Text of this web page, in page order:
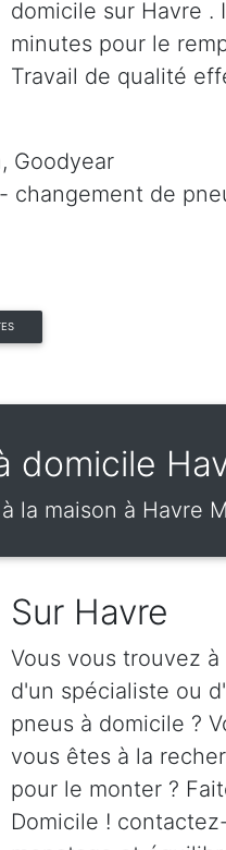
domicile sur Havre .
minutes pour le
Travail de qualité
Goodyear
changement de
domicile
la maison à Havre
Sur Havre
Vous vous trouvez
d'un spécialiste ou
pneus à domicile ?
vous êtes à la
pour le monter ?
Domicile !